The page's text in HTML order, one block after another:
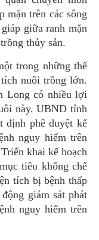
mặn trên các sông
giữa ranh mặn
thủy sản.
trong những thế
nuôi trồng lớn.
Long có nhiều lợi
này. UBND tỉnh
định phê duyệt kế
nguy hiểm trên
khai kế hoạch
tiêu khống chế
tích bị bệnh thấp
giám sát phát
nguy hiểm trên